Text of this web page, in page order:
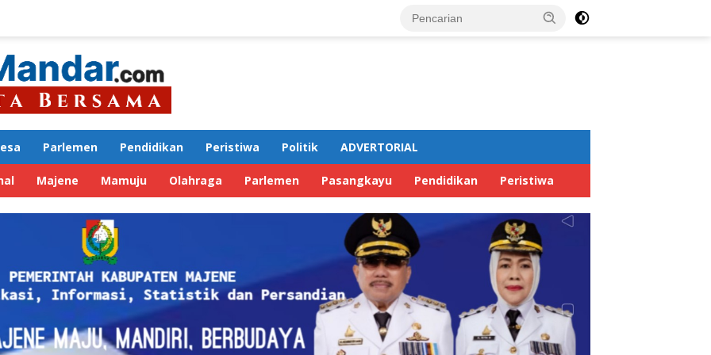
Parlemen Pendidikan Peristiwa Politik ADVERTORIAL
Majene Mamuju Olahraga Parlemen Pasangkayu Pendidikan Peristiwa